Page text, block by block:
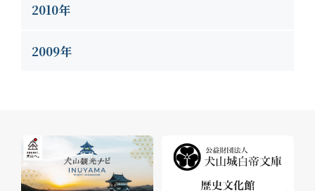
2010年
2009年